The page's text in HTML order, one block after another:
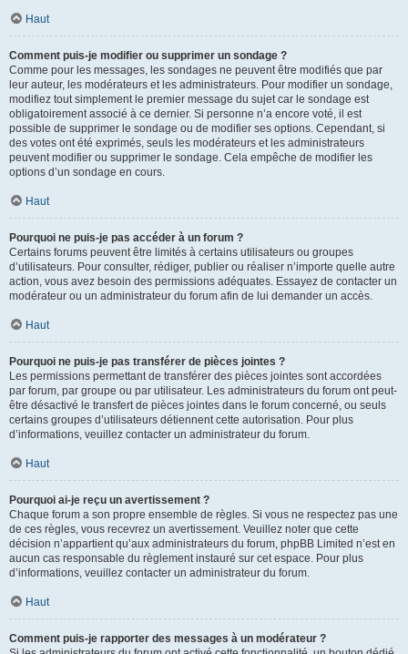
Haut
Comment puis-je modifier ou supprimer un sondage ?
Comme pour les messages, les sondages ne peuvent être modifiés que par
leur auteur, les modérateurs et les administrateurs. Pour modifier un sondage,
modifiez tout simplement le premier message du sujet car le sondage est
obligatoirement associé à ce dernier. Si personne n’a encore voté, il est
possible de supprimer le sondage ou de modifier ses options. Cependant, si
des votes ont été exprimés, seuls les modérateurs et les administrateurs
peuvent modifier ou supprimer le sondage. Cela empêche de modifier les
options d’un sondage en cours.
Haut
Pourquoi ne puis-je pas accéder à un forum ?
Certains forums peuvent être limités à certains utilisateurs ou groupes
d’utilisateurs. Pour consulter, rédiger, publier ou réaliser n’importe quelle autre
action, vous avez besoin des permissions adéquates. Essayez de contacter un
modérateur ou un administrateur du forum afin de lui demander un accès.
Haut
Pourquoi ne puis-je pas transférer de pièces jointes ?
Les permissions permettant de transférer des pièces jointes sont accordées
par forum, par groupe ou par utilisateur. Les administrateurs du forum ont peut-
être désactivé le transfert de pièces jointes dans le forum concerné, ou seuls
certains groupes d’utilisateurs détiennent cette autorisation. Pour plus
d’informations, veuillez contacter un administrateur du forum.
Haut
Pourquoi ai-je reçu un avertissement ?
Chaque forum a son propre ensemble de règles. Si vous ne respectez pas une
de ces règles, vous recevrez un avertissement. Veuillez noter que cette
décision n’appartient qu’aux administrateurs du forum, phpBB Limited n’est en
aucun cas responsable du règlement instauré sur cet espace. Pour plus
d’informations, veuillez contacter un administrateur du forum.
Haut
Comment puis-je rapporter des messages à un modérateur ?